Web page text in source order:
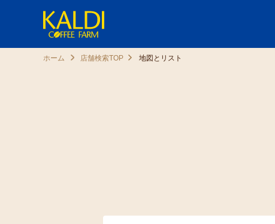
ホーム 店舗検索TOP 地図とリスト